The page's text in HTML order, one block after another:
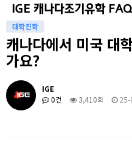
IGE 캐나다조기유학 FAQ
대학진학
캐나다에서 미국 대
가요?
IGE
0건
3,410회 25-